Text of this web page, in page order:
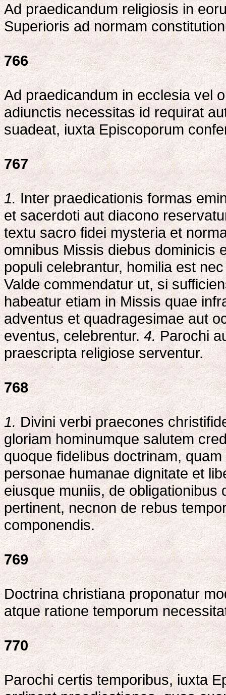
Ad praedicandum religiosis in
Superioris ad normam
766
Ad praedicandum in ecclesia vel
adiunctis necessitas id requirat
suadeat, iuxta Episcoporum
767
1.Inter praedicationis formas
et sacerdoti aut diacono
textu sacro fidei mysteria et
omnibus Missis diebus dominicis
populi celebrantur, homilia est
Valde commendatur ut, si
habeatur etiam in Missis quae
adventus et quadragesimae aut
eventus, celebrentur.4.Parochi
praescripta religiose serventur.
768
1.Divini verbi praecones
gloriam hominumque salutem
quoque fidelibus doctrinam,
personae humanae dignitate et
eiusque muniis, de
pertinent, necnon de rebus
componendis.
769
Doctrina christiana proponatur
atque ratione temporum
770
Parochi certis temporibus, iuxta